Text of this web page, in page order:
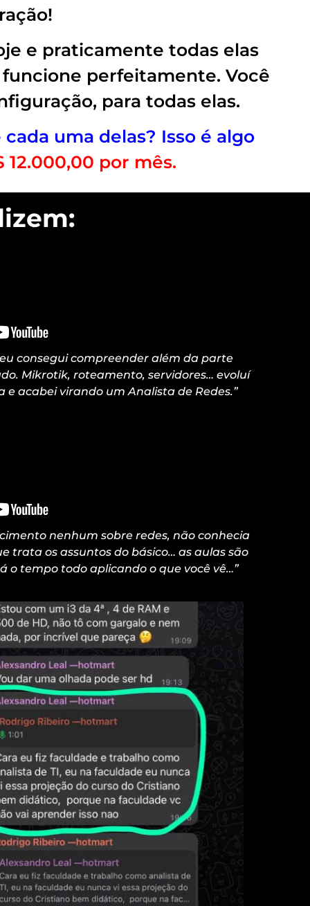
e praticamente todas elas
perfeitamente. Você
para todas elas.
uma delas? Isso é algo
12.000,00 por mês.
consegui compreender além da parte
Mikrotik, roteamento, servidores… evoluí
e acabei virando um Analista de Redes.”
nenhum sobre redes, não conhecia
trata os assuntos do básico… as aulas são
o tempo todo aplicando o que você vê…”